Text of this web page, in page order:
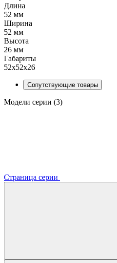
Длина
52 мм
Ширина
52 мм
Высота
26 мм
Габариты
52x52x26
Сопутствующие товары
Модели серии (3)
Страница серии